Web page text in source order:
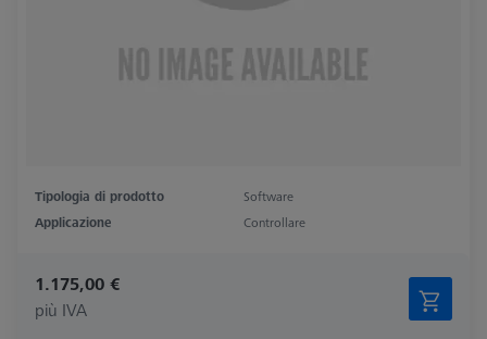
Tipologia di prodotto
Software
Applicazione
Controllare
1.175,00 €
più IVA